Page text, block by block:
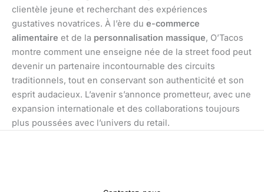
clientèle jeune et recherchant des expériences
gustatives novatrices. À l’ère du e-commerce
alimentaire et de la personnalisation massique, O’Tacos
montre comment une enseigne née de la street food peut
devenir un partenaire incontournable des circuits
traditionnels, tout en conservant son authenticité et son
esprit audacieux. L’avenir s’annonce prometteur, avec une
expansion internationale et des collaborations toujours
plus poussées avec l’univers du retail.